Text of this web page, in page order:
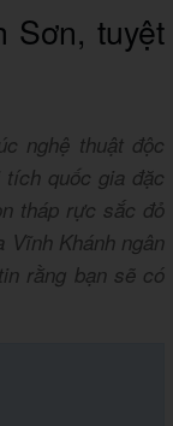
Sơn, tuyệt
nghệ thuật độc
quốc gia đặc
tháp rực sắc đỏ
Vĩnh Khánh ngân
rằng bạn sẽ có